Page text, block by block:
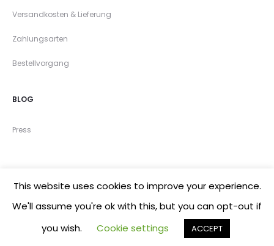
Versandkosten & Lieferung
Zahlungsarten
Bestellvorgang
BLOG
Press
©2020 mandutrap
This website uses cookies to improve your experience.
We'll assume you're ok with this, but you can opt-out if
you wish.
Cookie settings ACCEPT